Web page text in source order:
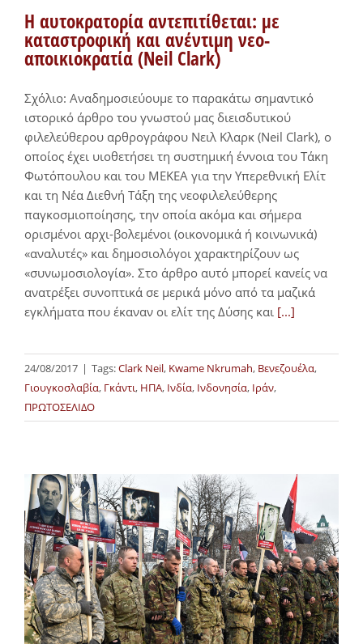
Η αυτοκρατορία αντεπιτίθεται: με
καταστροφική και ανέντιμη νεο-
αποικιοκρατία (Neil Clark)
Σχόλιο: Αναδημοσιεύουμε το παρακάτω σημαντικό
ιστορικό άρθρο του γνωστού μας διεισδυτικού
φιλελεύθερου αρθρογράφου Νειλ Κλαρκ (Neil Clark), ο
οποίος έχει υιοθετήσει τη συστημική έννοια του Τάκη
Φωτόπουλου και του ΜΕΚΕΑ για την Υπερεθνική Ελίτ
και τη Νέα Διεθνή Τάξη της νεοφιλελεύθερης
παγκοσμιοποίησης, την οποία ακόμα και σήμερα
ορισμένοι αρχι-βολεμένοι (οικονομικά ή κοινωνικά)
«αναλυτές» και δημοσιολόγοι χαρακτηρίζουν ως
«συνωμοσιολογία». Στο άρθρο αυτό μπορεί κανείς να
ανατρέξει συνοπτικά σε μερικά μόνο από τα μαζικά
εγκλήματα που έκαναν οι ελίτ της Δύσης και [...]
24/08/2017 | Tags:Clark Neil, Kwame Nkrumah, Βενεζουέλα,
Γιουγκοσλαβία, Γκάντι, ΗΠΑ, Ινδία, Ινδονησία, Ιράν,
ΠΡΩΤΟΣΕΛΙΔΟ